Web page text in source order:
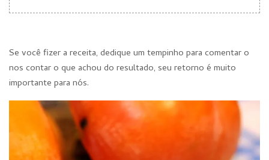
Se você fizer a receita, dedique um tempinho para comentar o
nos contar o que achou do resultado, seu retorno é muito
importante para nós.